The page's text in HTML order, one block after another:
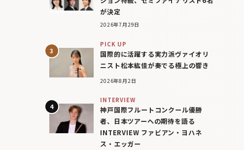
が決定
2026年7月29日
PICK UP
国際的に活躍する実力派ヴァイオリ
ニスト松本紘佳が奏でる極上の響き
2026年8月2日
INTERVIEW
神戸国際フルートコンクール優勝
者、日本ツアーへの期待を語る
INTERVIEW ファビアン・ヨハネ
ス・エッガー